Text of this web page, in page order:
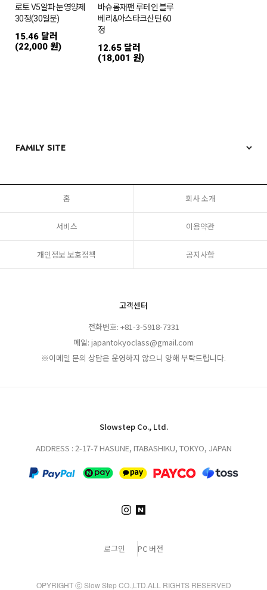
로토 V5알파 눈영양제
30정(30일분)
15.46 달러
(22,000 원)
바슈롬재팬 루테인 블루
베리&아스타크산틴 60
정
12.65 달러
(18,001 원)
홈 회사 소개
서비스 이용약관
개인정보 보호정책 공지사항
고객센터
전화번호: +81-3-5918-7331
메일: japantokyoclass@gmail.com
※이메일 문의 상담은 운영하지 않으니 양해 부탁드립니다.
Slowstep Co., Ltd.
ADDRESS : 2-17-7 HASUNE, ITABASHIKU, TOKYO, JAPAN
로그인 PC 버전
OPYRIGHT ⓒ Slow Step CO.,LTD.ALL RIGHTS RESERVED